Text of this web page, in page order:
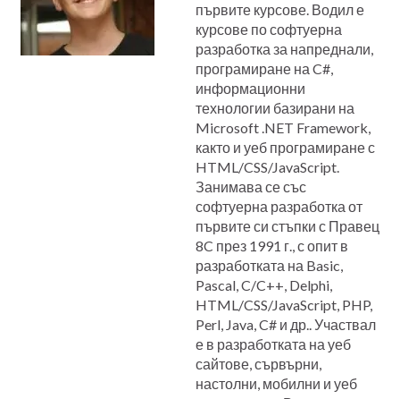
първите курсове. Водил е
курсове по софтуерна
разработка за напреднали,
програмиране на C#,
информационни
технологии базирани на
Microsoft .NET Framework,
както и уеб програмиране с
HTML/CSS/JavaScript.
Занимава се със
софтуерна разработка от
първите си стъпки с Правец
8C през 1991 г., с опит в
разработката на Basic,
Pascal, C/C++, Delphi,
HTML/CSS/JavaScript, PHP,
Perl, Java, C# и др.. Участвал
е в разработката на уеб
сайтове, сървърни,
настолни, мобилни и уеб